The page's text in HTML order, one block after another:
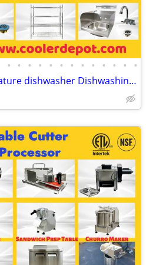
• • • • • • • • • • • • •
Restaurant high temperature dishwasher Dishwashing Dish Table Cabinet